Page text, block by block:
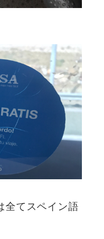
全てスペイン語